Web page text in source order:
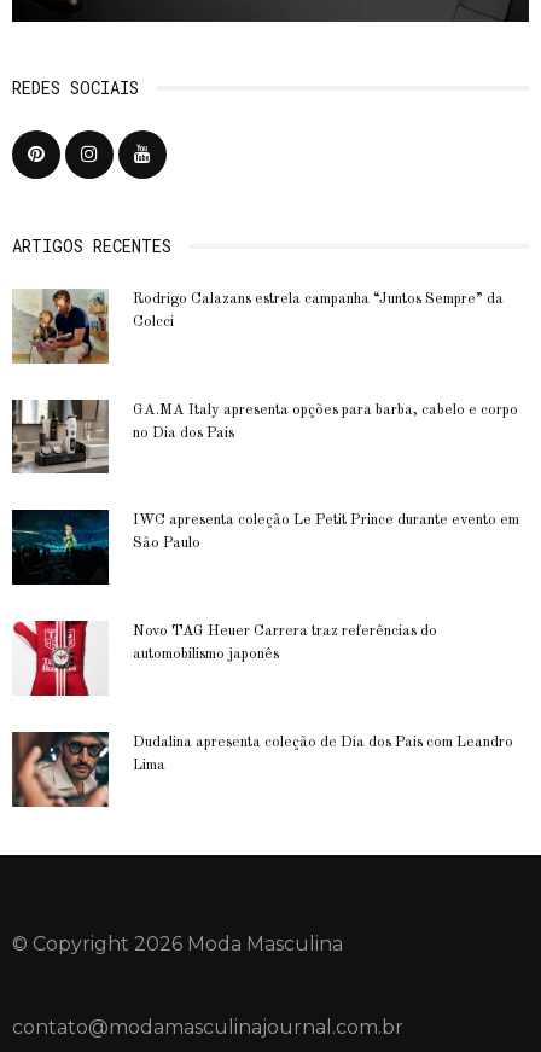
REDES SOCIAIS
ARTIGOS RECENTES
Rodrigo Calazans estrela campanha “Juntos Sempre” da
Colcci
GA.MA Italy apresenta opções para barba, cabelo e corpo
no Dia dos Pais
IWC apresenta coleção Le Petit Prince durante evento em
São Paulo
Novo TAG Heuer Carrera traz referências do
automobilismo japonês
Dudalina apresenta coleção de Dia dos Pais com Leandro
Lima
© Copyright 2026 Moda Masculina
contato@modamasculinajournal.com.br